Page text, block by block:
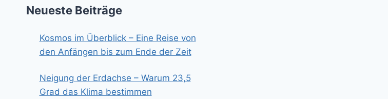
Neueste Beiträge
Kosmos im Überblick – Eine Reise von
den Anfängen bis zum Ende der Zeit
Neigung der Erdachse – Warum 23,5
Grad das Klima bestimmen